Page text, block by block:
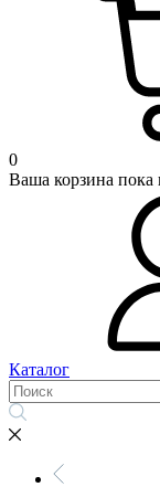
0
Ваша корзина пока
Каталог